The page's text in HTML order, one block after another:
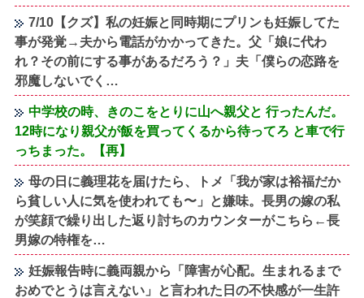
7/10【クズ】私の妊娠と同時期にプリンも妊娠してた
事が発覚→夫から電話がかかってきた。父「娘に代わ
れ？その前にする事があるだろう？」夫「僕らの恋路を
邪魔しないでく…
中学校の時、きのこをとりに山へ親父と 行ったんだ。
12時になり親父が飯を買ってくるから待ってろ と車で行
っちまった。【再】
母の日に義理花を届けたら、トメ「我が家は裕福だか
ら貧しい人に気を使われても〜」と嫌味。長男の嫁の私
が笑顔で繰り出した返り討ちのカウンターがこちら←長
男嫁の特権を…
妊娠報告時に義両親から「障害が心配。生まれるまで
おめでとうは言えない」と言われた日の不快感が一生許